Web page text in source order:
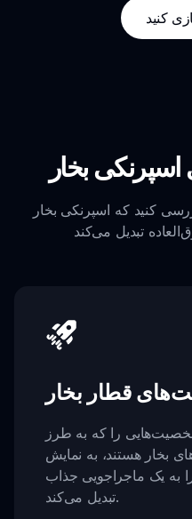
کنید
بخار
کنید که اسپرنکی بخار
قطار بخار
را که به طرز
بخار هستند، به نمایش
به یک ماجراجویی جذاب
تبدیل می‌کند.